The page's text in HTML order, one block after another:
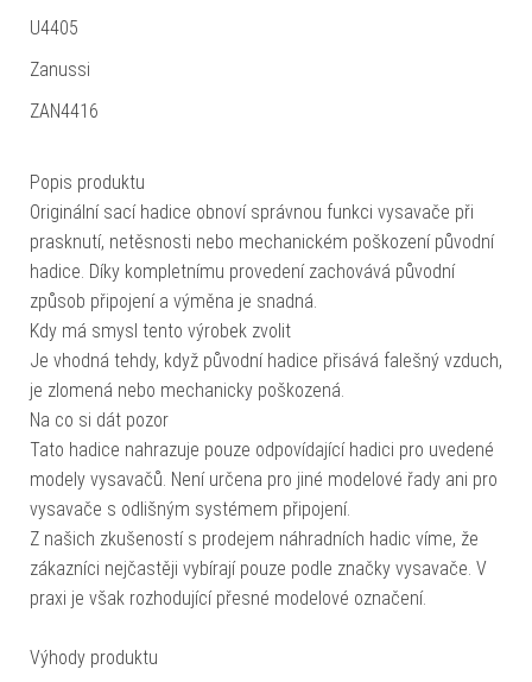
U4405
Zanussi
ZAN4416
Popis produktu
Originální sací hadice obnoví správnou funkci vysavače při
prasknutí, netěsnosti nebo mechanickém poškození původní
hadice. Díky kompletnímu provedení zachovává původní
způsob připojení a výměna je snadná.
Kdy má smysl tento výrobek zvolit
Je vhodná tehdy, když původní hadice přisává falešný vzduch,
je zlomená nebo mechanicky poškozená.
Na co si dát pozor
Tato hadice nahrazuje pouze odpovídající hadici pro uvedené
modely vysavačů. Není určena pro jiné modelové řady ani pro
vysavače s odlišným systémem připojení.
Z našich zkušeností s prodejem náhradních hadic víme, že
zákazníci nejčastěji vybírají pouze podle značky vysavače. V
praxi je však rozhodující přesné modelové označení.
Výhody produktu